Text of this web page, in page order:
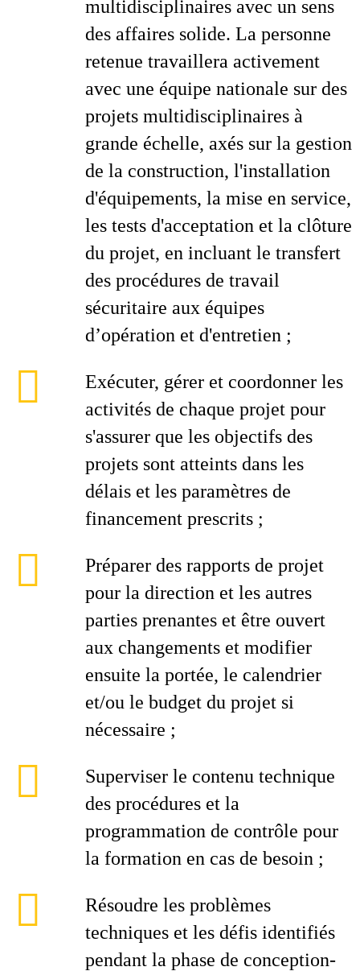
multidisciplinaires avec un sens
des affaires solide. La personne
retenue travaillera activement
avec une équipe nationale sur des
projets multidisciplinaires à
grande échelle, axés sur la gestion
de la construction, l'installation
d'équipements, la mise en service,
les tests d'acceptation et la clôture
du projet, en incluant le transfert
des procédures de travail
sécuritaire aux équipes
d’opération et d'entretien ;
Exécuter, gérer et coordonner les
activités de chaque projet pour
s'assurer que les objectifs des
projets sont atteints dans les
délais et les paramètres de
financement prescrits ;
Préparer des rapports de projet
pour la direction et les autres
parties prenantes et être ouvert
aux changements et modifier
ensuite la portée, le calendrier
et/ou le budget du projet si
nécessaire ;
Superviser le contenu technique
des procédures et la
programmation de contrôle pour
la formation en cas de besoin ;
Résoudre les problèmes
techniques et les défis identifiés
pendant la phase de conception-